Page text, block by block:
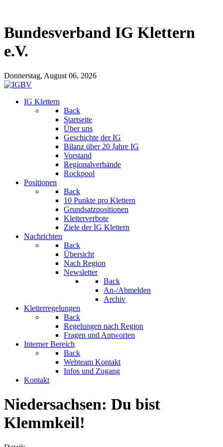
Bundesverband IG Klettern
e.V.
Donnerstag, August 06, 2026
IG Klettern
Back
Startseite
Über uns
Geschichte der IG
Bilanz über 20 Jahre IG
Vorstand
Regionalverbände
Rockpool
Positionen
Back
10 Punkte pro Klettern
Grundsatzpositionen
Kletterverbote
Ziele der IG Klettern
Nachrichten
Back
Übersicht
Nach Region
Newsletter
Back
An-/Abmelden
Archiv
Kletterregelungen
Back
Regelungen nach Region
Fragen und Antworten
Interner Bereich
Back
Webteam Kontakt
Infos und Zugang
Kontakt
Niedersachsen: Du bist
Klemmkeil!